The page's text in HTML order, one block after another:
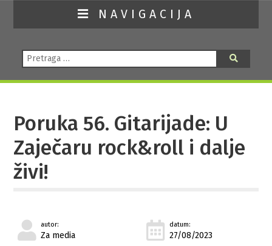
NAVIGACIJA
Pretraga:
Poruka 56. Gitarijade: U
Zaječaru rock&roll i dalje
živi!
autor:
Za media
datum:
27/08/2023